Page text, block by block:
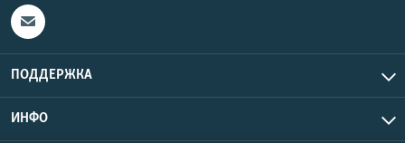
ПОДДЕРЖКА
ИНФО